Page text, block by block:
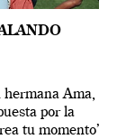
hermana Ama,
por la
tu momento’